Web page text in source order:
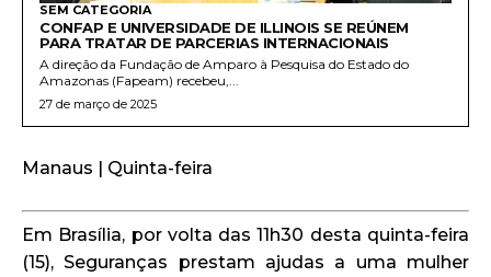
SEM CATEGORIA
CONFAP E UNIVERSIDADE DE ILLINOIS SE REÚNEM
PARA TRATAR DE PARCERIAS INTERNACIONAIS
A direção da Fundação de Amparo à Pesquisa do Estado do
Amazonas (Fapeam) recebeu,...
27 de março de 2025
Manaus | Quinta-feira
Em Brasília, por volta das 11h30 desta quinta-feira
(15), Seguranças prestam ajudas a uma mulher